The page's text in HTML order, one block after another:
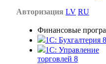
Авторизация LV RU
Финансовые
1С: Бухгалтерия 8
1C: Управление
торговлей 8